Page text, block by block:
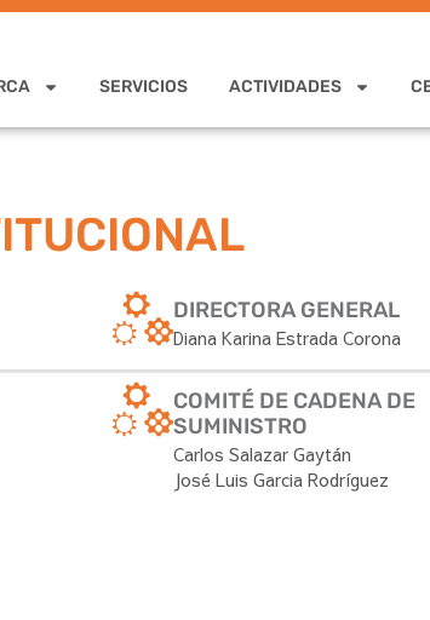
SERVICIOS ACTIVIDADES
DIRECTORA GENERAL
Diana Karina Estrada Corona
COMITÉ DE CADENA DE
SUMINISTRO
Carlos Salazar Gaytán
José Luis Garcia Rodríguez